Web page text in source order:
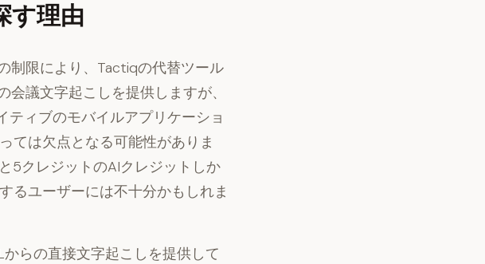
す理由
制限により、Tactiqの代替ツール
議文字起こしを提供しますが、
ィブのモバイルアプリケーショ
ては欠点となる可能性がありま
5クレジットのAIクレジットしか
るユーザーには不十分かもしれま
からの直接文字起こしを提供して